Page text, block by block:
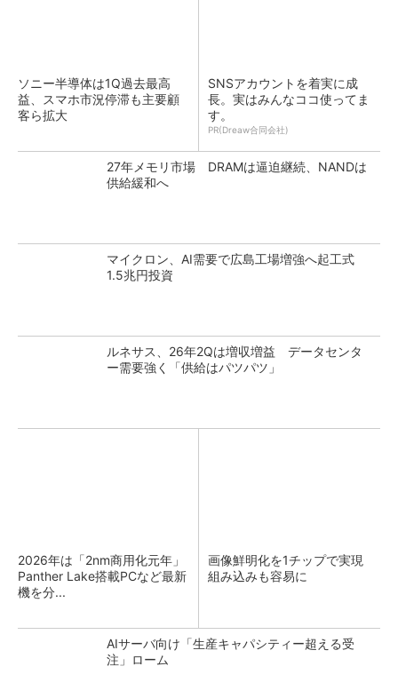
ソニー半導体は1Q過去最高
益、スマホ市況停滞も主要顧
客ら拡大
SNSアカウントを着実に成
長。実はみんなココ使ってま
す。
PR(Dreaw合同会社)
27年メモリ市場 DRAMは逼迫継続、NANDは
供給緩和へ
マイクロン、AI需要で広島工場増強へ起工式
1.5兆円投資
ルネサス、26年2Qは増収増益 データセンタ
ー需要強く「供給はパツパツ」
2026年は「2nm商用化元年」
Panther Lake搭載PCなど最新
機を分...
画像鮮明化を1チップで実現
組み込みも容易に
AIサーバ向け「生産キャパシティー超える受
注」ローム